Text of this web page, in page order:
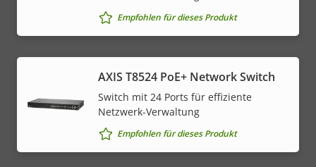
Empfohlen für dieses Produkt
AXIS T8524 PoE+ Network Switch
Switch mit 24 Ports für effiziente
Netzwerk-Verwaltung
Empfohlen für dieses Produkt